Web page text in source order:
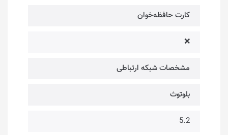
کارت حافظه‌خوان
❌
مشخصات شبکه ارتباطی
بلوتوث
5.2